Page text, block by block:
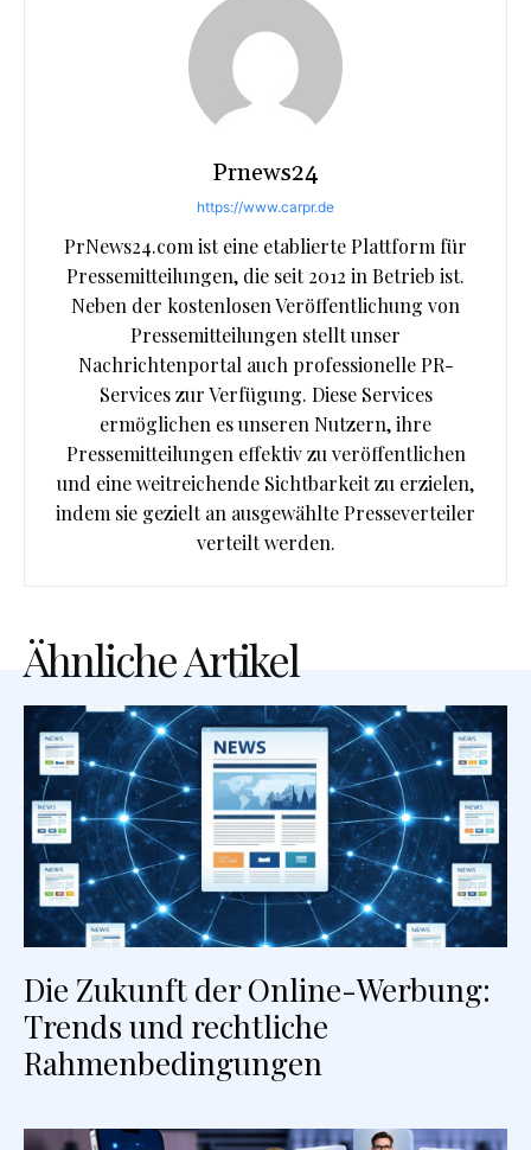
Prnews24
https://www.carpr.de
PrNews24.com ist eine etablierte Plattform für
Pressemitteilungen, die seit 2012 in Betrieb ist.
Neben der kostenlosen Veröffentlichung von
Pressemitteilungen stellt unser
Nachrichtenportal auch professionelle PR-
Services zur Verfügung. Diese Services
ermöglichen es unseren Nutzern, ihre
Pressemitteilungen effektiv zu veröffentlichen
und eine weitreichende Sichtbarkeit zu erzielen,
indem sie gezielt an ausgewählte Presseverteiler
verteilt werden.
Ähnliche Artikel
Die Zukunft der Online-Werbung:
Trends und rechtliche
Rahmenbedingungen